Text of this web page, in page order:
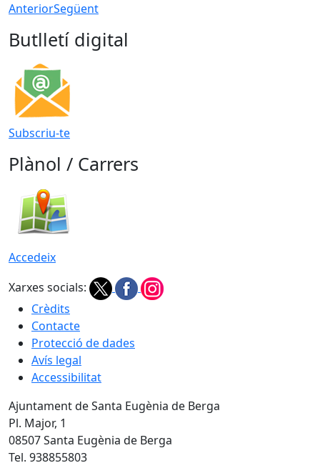
AnteriorSegüent
Butlletí digital
Subscriu-te
Plànol / Carrers
Accedeix
Xarxes socials:
Crèdits
Contacte
Protecció de dades
Avís legal
Accessibilitat
Ajuntament de Santa Eugènia de Berga
Pl. Major, 1
08507 Santa Eugènia de Berga
Tel. 938855803